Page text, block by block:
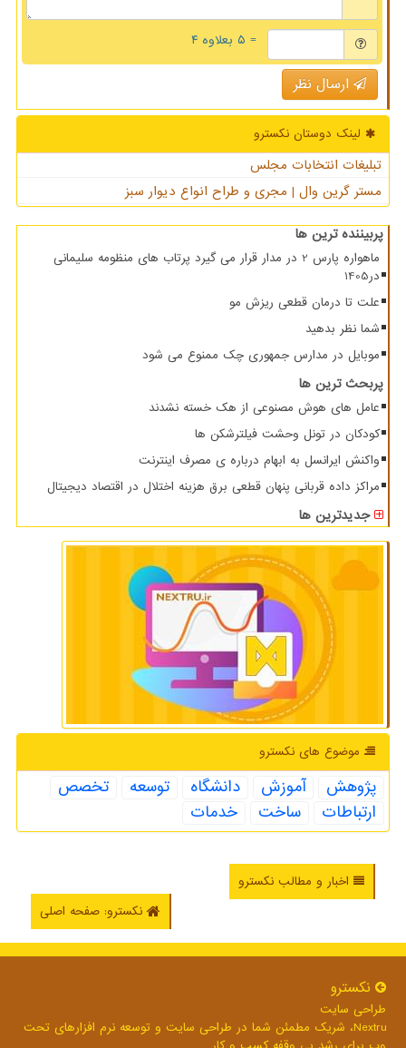
= ۵ بعلاوه ۴
ارسال نظر
لینک دوستان نكسترو
تبلیغات انتخابات مجلس
مستر گرین وال | مجری و طراح انواع دیوار سبز
پربیننده ترین ها
ماهواره پارس 2 در مدار قرار می گیرد پرتاب های منظومه سلیمانی
در1405
علت تا درمان قطعی ریزش مو
شما نظر بدهید
موبایل در مدارس جمهوری چک ممنوع می شود
پربحث ترین ها
عامل های هوش مصنوعی از هک خسته نشدند
کودکان در تونل وحشت فیلترشکن ها
واکنش ایرانسل به ابهام درباره ی مصرف اینترنت
مراکز داده قربانی پنهان قطعی برق هزینه اختلال در اقتصاد دیجیتال
جدیدترین ها
موضوع های نكسترو
پژوهش آموزش دانشگاه توسعه
تخصص
ارتباطات
ساخت خدمات
اخبار و مطالب نکسترو
نکسترو: صفحه اصلی
نكسترو
طراحی سایت
Nextru، شریک مطمئن شما در طراحی سایت و توسعه نرم افزارهای تحت